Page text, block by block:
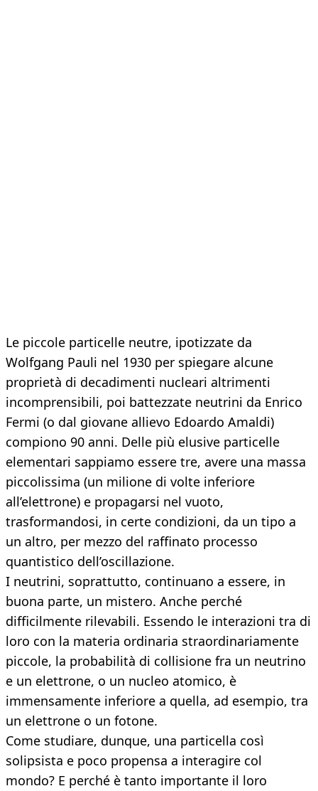
Le piccole particelle neutre, ipotizzate da
Wolfgang Pauli nel 1930 per spiegare alcune
proprietà di decadimenti nucleari altrimenti
incomprensibili, poi battezzate neutrini da Enrico
Fermi (o dal giovane allievo Edoardo Amaldi)
compiono 90 anni. Delle più elusive particelle
elementari sappiamo essere tre, avere una massa
piccolissima (un milione di volte inferiore
all’elettrone) e propagarsi nel vuoto,
trasformandosi, in certe condizioni, da un tipo a
un altro, per mezzo del raffinato processo
quantistico dell’oscillazione.
I neutrini, soprattutto, continuano a essere, in
buona parte, un mistero. Anche perché
difficilmente rilevabili. Essendo le interazioni tra di
loro con la materia ordinaria straordinariamente
piccole, la probabilità di collisione fra un neutrino
e un elettrone, o un nucleo atomico, è
immensamente inferiore a quella, ad esempio, tra
un elettrone o un fotone.
Come studiare, dunque, una particella così
solipsista e poco propensa a interagire col
mondo? E perché è tanto importante il loro